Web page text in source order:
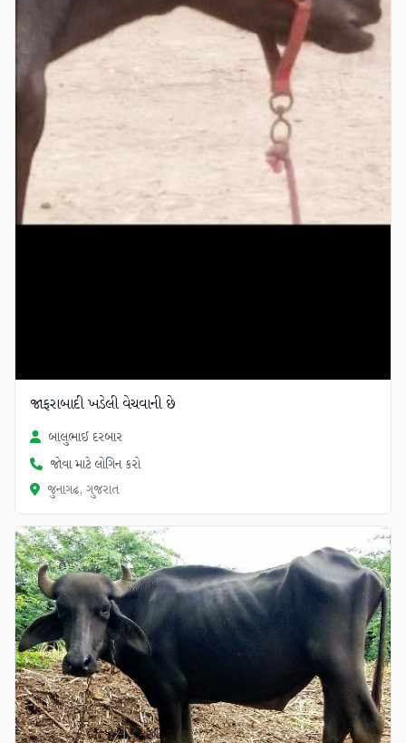
જાફરાબાદી ખડેલી વેચવાની છે
બાલુભાઈ દરબાર
જોવા માટે લોગિન કરો
જુનાગઢ, ગુજરાત